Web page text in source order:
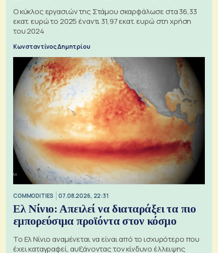
Ο κύκλος εργασιών της Στάμου σκαρφάλωσε στα 36,33
εκατ. ευρώ το 2025 έναντι 31,97 εκατ. ευρώ στη χρήση
του 2024
Κωνσταντίνος Δημητρίου
COMMODITIES 07.08.2026, 22:31
Ελ Νίνιο: Απειλεί να διαταράξει τα πιο
εμπορεύσιμα προϊόντα στον κόσμο
Το Ελ Νίνιο αναμένεται να είναι από το ισχυρότερο που
έχει καταγραφεί, αυξάνοντας τον κίνδυνο έλλειψης